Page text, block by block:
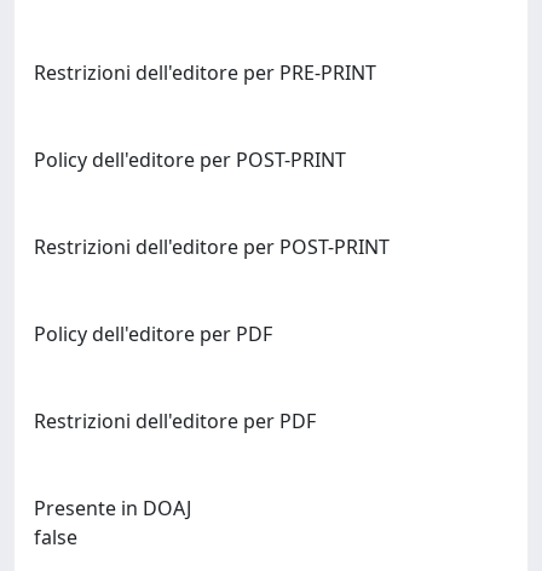
Restrizioni dell'editore per PRE-PRINT
Policy dell'editore per POST-PRINT
Restrizioni dell'editore per POST-PRINT
Policy dell'editore per PDF
Restrizioni dell'editore per PDF
Presente in DOAJ